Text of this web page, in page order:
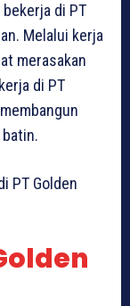
di PT
Melalui kerja
merasakan
di PT
PT Golden